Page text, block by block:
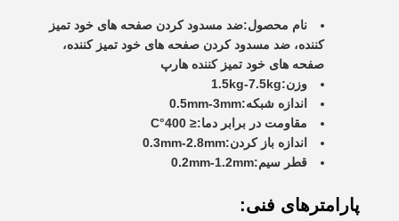
نام محصول:ضد مسدود کردن صفحه های خود تمیز
کننده، ضد مسدود کردن صفحه های خود تمیز کننده،
صفحه های خود تمیز کننده هارپ
وزن:1.5kg-7.5kg
اندازه شبكه:0.5mm-3mm
مقاومت در برابر دما:≤ 400°C
اندازه باز کردن:0.3mm-2.8mm
قطر سیم:0.2mm-1.2mm
پارامترهای فنی: